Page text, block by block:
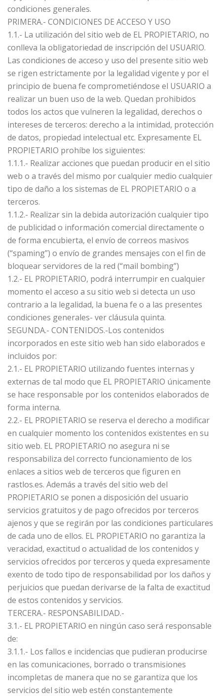
condiciones generales.
PRIMERA.- CONDICIONES DE ACCESO Y USO
1.1.- La utilización del sitio web de EL PROPIETARIO, no
conlleva la obligatoriedad de inscripción del USUARIO.
Las condiciones de acceso y uso del presente sitio web
se rigen estrictamente por la legalidad vigente y por el
principio de buena fe comprometiéndose el USUARIO a
realizar un buen uso de la web. Quedan prohibidos
todos los actos que vulneren la legalidad, derechos o
intereses de terceros: derecho a la intimidad, protección
de datos, propiedad intelectual etc. Expresamente EL
PROPIETARIO prohíbe los siguientes:
1.1.1.- Realizar acciones que puedan producir en el sitio
web o a través del mismo por cualquier medio cualquier
tipo de daño a los sistemas de EL PROPIETARIO o a
terceros.
1.1.2.- Realizar sin la debida autorización cualquier tipo
de publicidad o información comercial directamente o
de forma encubierta, el envío de correos masivos
(“spaming”) o envío de grandes mensajes con el fin de
bloquear servidores de la red (“mail bombing”)
1.2.- EL PROPIETARIO, podrá interrumpir en cualquier
momento el acceso a su sitio web si detecta un uso
contrario a la legalidad, la buena fe o a las presentes
condiciones generales- ver cláusula quinta.
SEGUNDA.- CONTENIDOS.-Los contenidos
incorporados en este sitio web han sido elaborados e
incluidos por:
2.1.- EL PROPIETARIO utilizando fuentes internas y
externas de tal modo que EL PROPIETARIO únicamente
se hace responsable por los contenidos elaborados de
forma interna.
2.2.- EL PROPIETARIO se reserva el derecho a modificar
en cualquier momento los contenidos existentes en su
sitio web. EL PROPIETARIO no asegura ni se
responsabiliza del correcto funcionamiento de los
enlaces a sitios web de terceros que figuren en
rastlos.es. Además a través del sitio web del
PROPIETARIO se ponen a disposición del usuario
servicios gratuitos y de pago ofrecidos por terceros
ajenos y que se regirán por las condiciones particulares
de cada uno de ellos. EL PROPIETARIO no garantiza la
veracidad, exactitud o actualidad de los contenidos y
servicios ofrecidos por terceros y queda expresamente
exento de todo tipo de responsabilidad por los daños y
perjuicios que puedan derivarse de la falta de exactitud
de estos contenidos y servicios.
TERCERA.- RESPONSABILIDAD.-
3.1.- EL PROPIETARIO en ningún caso será responsable
de:
3.1.1.- Los fallos e incidencias que pudieran producirse
en las comunicaciones, borrado o transmisiones
incompletas de manera que no se garantiza que los
servicios del sitio web estén constantemente